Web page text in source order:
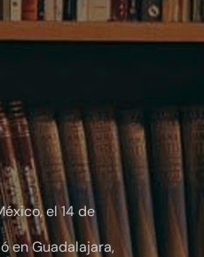
through
el 14 de
en Guadalajara,